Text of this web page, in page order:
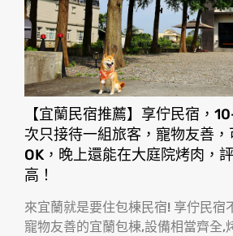
【宜蘭民宿推薦】享佇民宿，
次只接待一組旅客，寵物友善
OK，晚上還能在大庭院烤肉，
高！
來宜蘭就是要住包棟民宿! 享佇民宿
寵物友善的宜蘭包棟,設備相當齊全,